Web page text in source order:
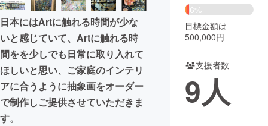
ビジネス・起業 チャレンジ
まちづくり・地域活性化
CAMPFIRE for Social Good
CAMPFIRE Creation
CAMPFIREふるさと納税machi-ya コミュニティ
日本にはArtに触れる時間が少な
いと感じていて、Artに触れる時
間をを少しでも日常に取り入れて
ほしいと思い、ご家庭のインテリ
アに合うように抽象画をオーダー
で制作しご提供させていただきま
す。
6%
目標金額は
500,000円
支援者数
9人